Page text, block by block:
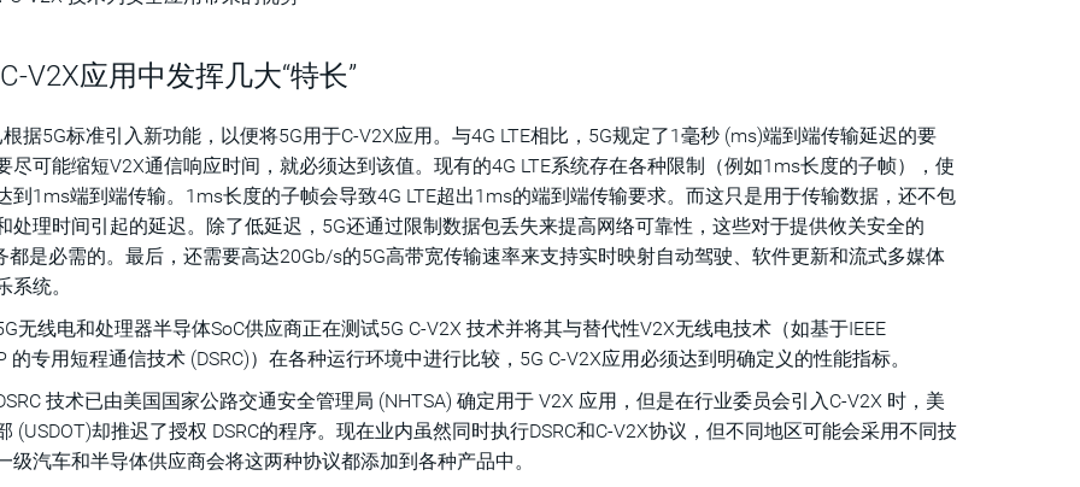
V2X应用中发挥几大“特长”
据5G标准引入新功能，以便将5G用于C-V2X应用。与4G LTE相比，5G规定了1毫秒 (ms)端到端传输延迟的要
尽可能缩短V2X通信响应时间，就必须达到该值。现有的4G LTE系统存在各种限制（例如1ms长度的子帧），使
到1ms端到端传输。1ms长度的子帧会导致4G LTE超出1ms的端到端传输要求。而这只是用于传输数据，还不包
处理时间引起的延迟。除了低延迟，5G还通过限制数据包丢失来提高网络可靠性，这些对于提供攸关安全的
都是必需的。最后，还需要高达20Gb/s的5G高带宽传输速率来支持实时映射自动驾驶、软件更新和流式多媒体
系统。
无线电和处理器半导体SoC供应商正在测试5G C-V2X 技术并将其与替代性V2X无线电技术（如基于IEEE
的专用短程通信技术 (DSRC)）在各种运行环境中进行比较，5G C-V2X应用必须达到明确定义的性能指标。
技术已由美国国家公路交通安全管理局 (NHTSA) 确定用于 V2X 应用，但是在行业委员会引入C-V2X 时，美
(USDOT)却推迟了授权 DSRC的程序。现在业内虽然同时执行DSRC和C-V2X协议，但不同地区可能会采用不同技
级汽车和半导体供应商会将这两种协议都添加到各种产品中。